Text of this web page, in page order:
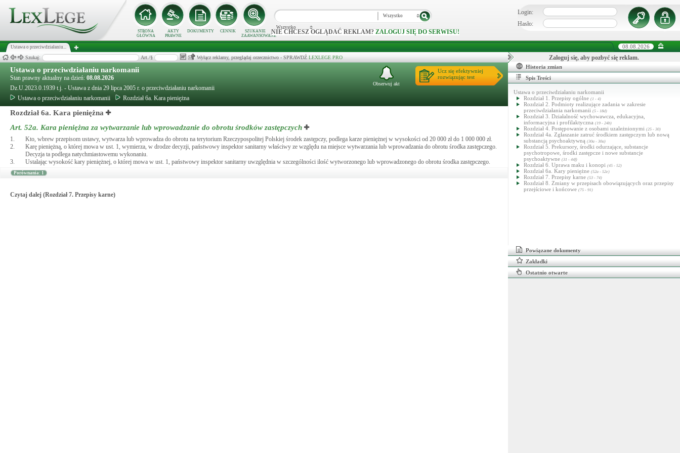
STRONA
GŁÓWNA
AKTY
PRAWNE
DOKUMENTY CENNIK
SZUKANIE
ZAAWANSOWANE
Wszystko
Wszystko
NIE CHCESZ OGLĄDAĆ REKLAM? ZALOGUJ SIĘ DO SERWISU!
Login:
Hasło:
Ustawa o przeciwdziałaniu... 08.08.2026
Szukaj: Art./§ Wyłącz reklamy, przeglądaj orzecznictwo - SPRAWDŹ LEXLEGE PRO
Ustawa o przeciwdziałaniu narkomanii
Stan prawny aktualny na dzień: 08.08.2026
Dz.U.2023.0.1939 t.j. - Ustawa z dnia 29 lipca 2005 r. o przeciwdziałaniu narkomanii
Ustawa o przeciwdziałaniu narkomanii
Rozdział 6a. Kara pieniężna
Ucz się efektywniej
rozwiązując test
Obserwuj akt
Rozdział 6a. Kara pieniężna
Art. 52a. Kara pieniężna za wytwarzanie lub wprowadzanie do obrotu środków zastępczych
1.
Kto, wbrew przepisom ustawy, wytwarza lub wprowadza do obrotu na terytorium Rzeczypospolitej Polskiej środek zastępczy, podlega karze pieniężnej w wysokości od 20 000 zł do 1 000 000 zł.
2.
Karę pieniężną, o której mowa w ust. 1, wymierza, w drodze decyzji, państwowy inspektor sanitarny właściwy ze względu na miejsce wytwarzania lub wprowadzania do obrotu środka zastępczego.
Decyzja ta podlega natychmiastowemu wykonaniu.
3.
Ustalając wysokość kary pieniężnej, o której mowa w ust. 1, państwowy inspektor sanitarny uwzględnia w szczególności ilość wytworzonego lub wprowadzonego do obrotu środka zastępczego.
Porównania: 1
Czytaj dalej (Rozdział 7. Przepisy karne)
Zaloguj się, aby pozbyć się reklam.
Historia zmian
Spis Treści
Ustawa o przeciwdziałaniu narkomanii
Rozdział 1. Przepisy ogólne (1 - 4)
Rozdział 2. Podmioty realizujące zadania w zakresie
przeciwdziałania narkomanii (5 - 18d)
Rozdział 3. Działalność wychowawcza, edukacyjna,
informacyjna i profilaktyczna (19 - 24b)
Rozdział 4. Postępowanie z osobami uzależnionymi (25 - 30)
Rozdział 4a. Zgłaszanie zatruć środkiem zastępczym lub nową
substancją psychoaktywną (30a - 30a)
Rozdział 5. Prekursory, środki odurzające, substancje
psychotropowe, środki zastępcze i nowe substancje
psychoaktywne (31 - 44f)
Rozdział 6. Uprawa maku i konopi (45 - 52)
Rozdział 6a. Kary pieniężne (52a - 52e)
Rozdział 7. Przepisy karne (53 - 74)
Rozdział 8. Zmiany w przepisach obowiązujących oraz przepisy
przejściowe i końcowe (75 - 91)
Powiązane dokumenty
Zakładki
Ostatnio otwarte